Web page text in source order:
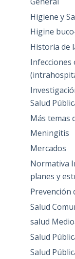
Higiene y
Higine
Historia de
Infecciones
Salud
Más temas
Meningitis
Mercados
Normativa
planes y
Prevención
Salud
salud
Salud
Salud